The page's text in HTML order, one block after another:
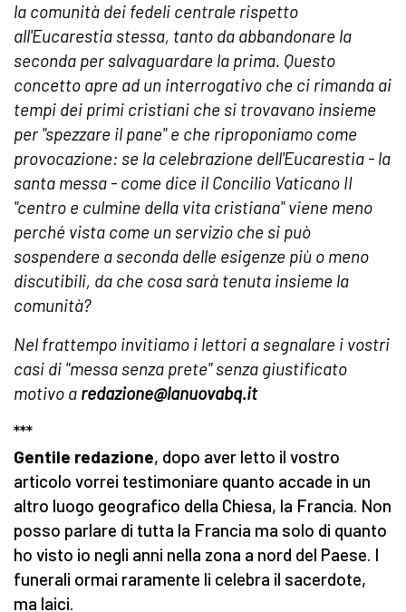
la comunità dei fedeli centrale rispetto
all'Eucarestia stessa, tanto da abbandonare la
seconda per salvaguardare la prima. Questo
concetto apre ad un interrogativo che ci rimanda ai
tempi dei primi cristiani che si trovavano insieme
per "spezzare il pane" e che riproponiamo come
provocazione: se la celebrazione dell'Eucarestia - la
santa messa - come dice il Concilio Vaticano II
"centro e culmine della vita cristiana" viene meno
perché vista come un servizio che si può
sospendere a seconda delle esigenze più o meno
discutibili, da che cosa sarà tenuta insieme la
comunità?
Nel frattempo invitiamo i lettori a segnalare i vostri
casi di "messa senza prete" senza giustificato
motivo a redazione@lanuovabq.it
***
Gentile redazione, dopo aver letto il vostro
articolo vorrei testimoniare quanto accade in un
altro luogo geografico della Chiesa, la Francia. Non
posso parlare di tutta la Francia ma solo di quanto
ho visto io negli anni nella zona a nord del Paese. I
funerali ormai raramente li celebra il sacerdote,
ma laici.